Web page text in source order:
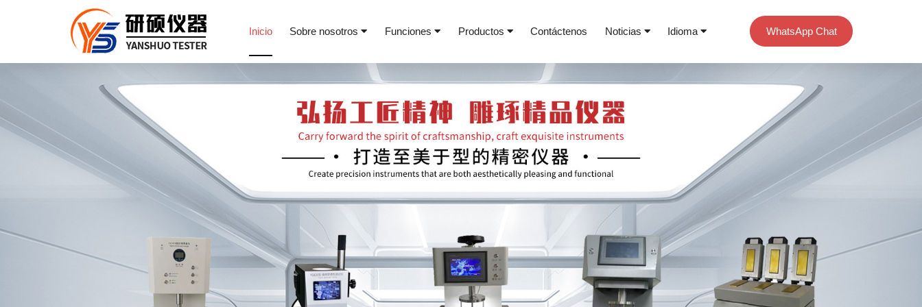
WhatsApp Chat
Inicio Sobre nosotros Funciones Productos Contáctenos Noticias Idioma